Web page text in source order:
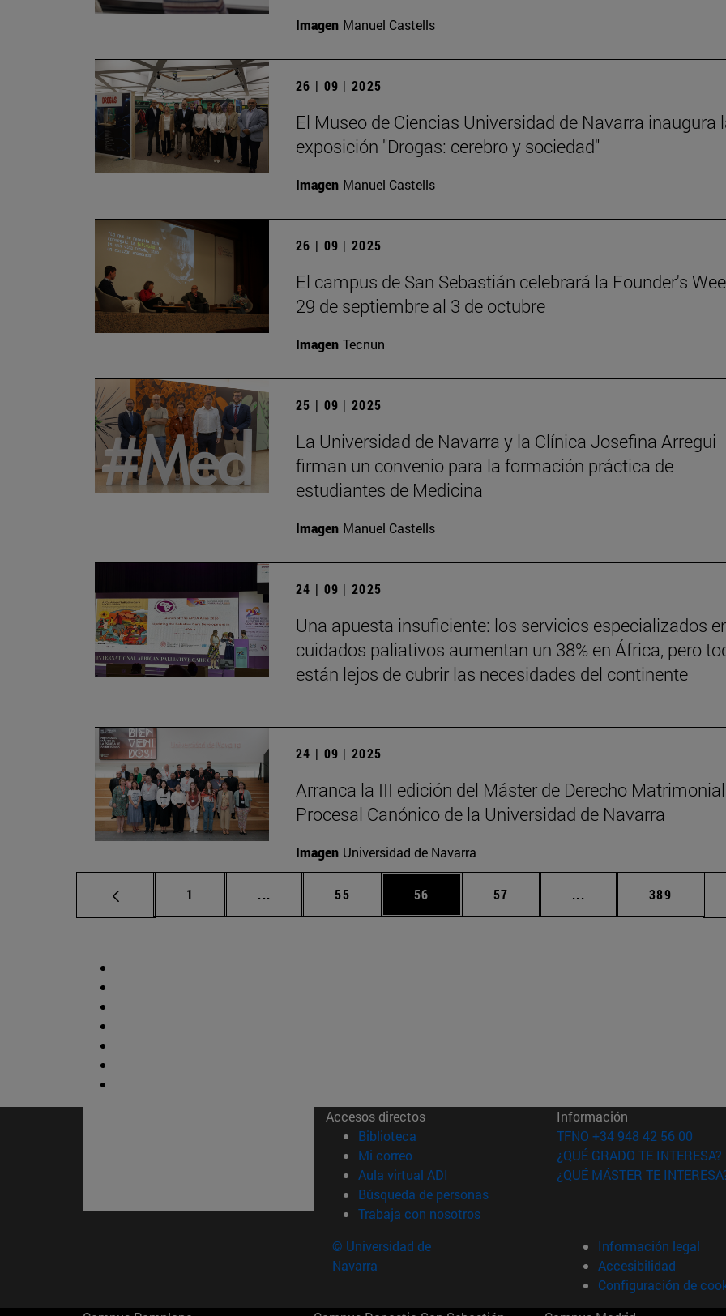
Imagen Manuel Castells
26 | 09 | 2025
El Museo de Ciencias Universidad de Navarra inaugura
exposición "Drogas: cerebro y sociedad"
Imagen Manuel Castells
26 | 09 | 2025
El campus de San Sebastián celebrará la Founder's
29 de septiembre al 3 de octubre
Imagen Tecnun
25 | 09 | 2025
La Universidad de Navarra y la Clínica Josefina Arregui
firman un convenio para la formación práctica de
estudiantes de Medicina
Imagen Manuel Castells
24 | 09 | 2025
Una apuesta insuficiente: los servicios especializados
cuidados paliativos aumentan un 38% en África, pero
están lejos de cubrir las necesidades del continente
24 | 09 | 2025
Arranca la III edición del Máster de Derecho
Procesal Canónico de la Universidad de Navarra
Imagen Universidad de Navarra
Página
1 ... Páginas intermedias Use TAB para desplazarse.
Página
55 Página
56 Página
57 ... Páginas intermedias
Página
389
Accesos directos
Biblioteca (abre en nueva ventana)
Mi correo(abre en nueva ventana)
Aula virtual ADI (abre en nueva ventana)
Búsqueda de personas(abre en nueva ventana)
Trabaja con nosotros(abre en nueva ventana)
Información
TFNO +34 948 42 56 00
¿QUÉ GRADO TE INTERESA?
¿QUÉ MÁSTER TE
© Universidad de
Navarra
Información legal
Accesibilidad
Configuración de